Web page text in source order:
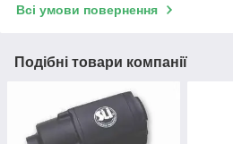
Всі умови повернення
Подібні товари компанії